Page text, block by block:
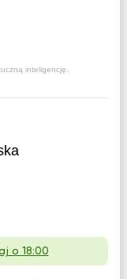
inteligencję.
o 18:00